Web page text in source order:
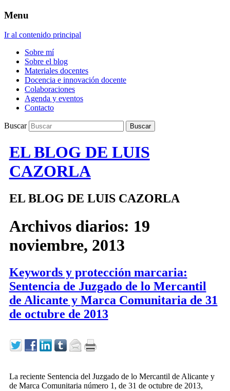
Menu
Ir al contenido principal
Sobre mí
Sobre el blog
Materiales docentes
Docencia e innovación docente
Colaboraciones
Agenda y eventos
Contacto
Buscar
EL BLOG DE LUIS
CAZORLA
EL BLOG DE LUIS CAZORLA
Archivos diarios: 19
noviembre, 2013
Keywords y protección marcaria:
Sentencia de Juzgado de lo Mercantil
de Alicante y Marca Comunitaria de 31
de octubre de 2013
La reciente Sentencia del Juzgado de lo Mercantil de Alicante y
de Marca Comunitaria número 1, de 31 de octubre de 2013,